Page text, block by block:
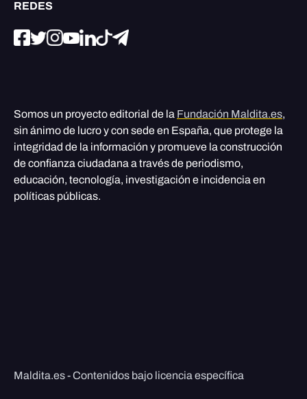
REDES
Somos un proyecto editorial de la Fundación Maldita.es,
sin ánimo de lucro y con sede en España, que protege la
integridad de la información y promueve la construcción
de confianza ciudadana a través de periodismo,
educación, tecnología, investigación e incidencia en
políticas públicas.
Maldita.es - Contenidos bajo licencia específica